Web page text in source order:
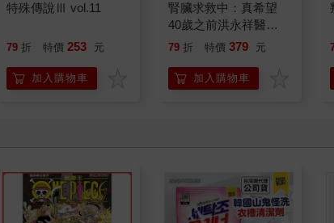
特殊傳說Ⅲ vol.11
79 折 特價 253 元
加入購物車
腎臟求救中：真希望
40歲之前洪永祥醫師
就告訴我這些事
79 折 特價 379 元
加入購物車